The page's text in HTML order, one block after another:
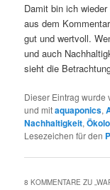
Damit bin ich
aus dem
gut und wertvoll.
und auch
sieht die
Dieser Eintrag wurde
und mitaquaponics,
Nachhaltigkeit,
Lesezeichen für den
8 KOMMENTARE ZU „